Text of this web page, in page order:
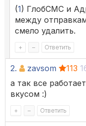
(1) ГлобСМС и
между
смело удалить.
+ – Ответить
2. zavsom 113
а так все
вкусом :)
+ – Ответить